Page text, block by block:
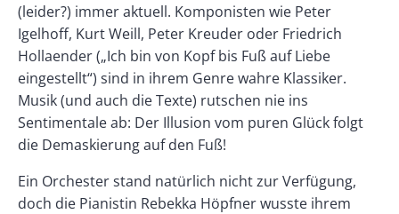
(leider?) immer aktuell. Komponisten wie Peter
Igelhoff, Kurt Weill, Peter Kreuder oder Friedrich
Hollaender („Ich bin von Kopf bis Fuß auf Liebe
eingestellt“) sind in ihrem Genre wahre Klassiker.
Musik (und auch die Texte) rutschen nie ins
Sentimentale ab: Der Illusion vom puren Glück folgt
die Demaskierung auf den Fuß!
Ein Orchester stand natürlich nicht zur Verfügung,
doch die Pianistin Rebekka Höpfner wusste ihrem